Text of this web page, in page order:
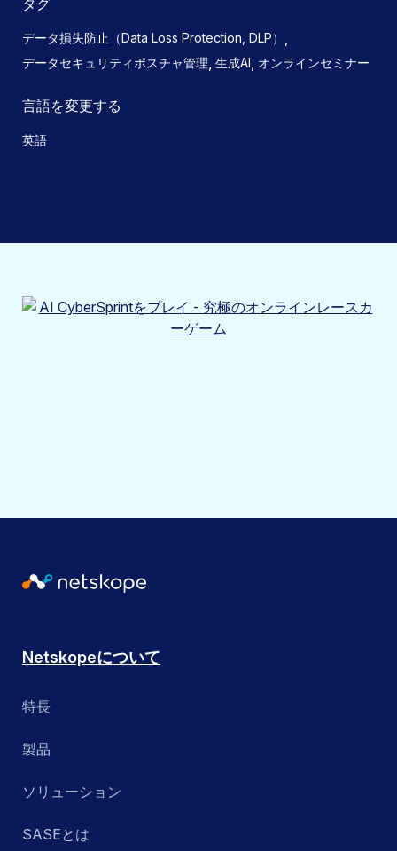
タグ
データ損失防止（Data Loss Protection, DLP） ,
データセキュリティポスチャ管理, 生成AI, オンラインセミナー
言語を変更する
英語
Netskopeについて
特長
製品
ソリューション
SASEとは